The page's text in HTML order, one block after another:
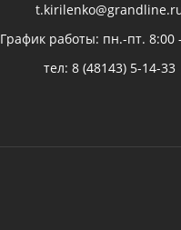
График работы: пн.-пт. 8:00
тел: 8 (48143) 5-14-33